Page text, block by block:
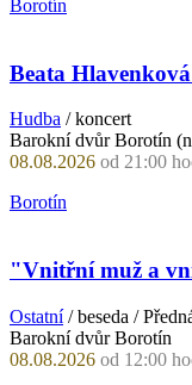
Borotín
Beata
Hudba / koncert
Barokní dvůr Borotín
08.08.2026 od 21:00
Borotín
"Vnitřní muž a
Ostatní/ beseda /
Barokní dvůr Borotín
08.08.2026 od 12:00